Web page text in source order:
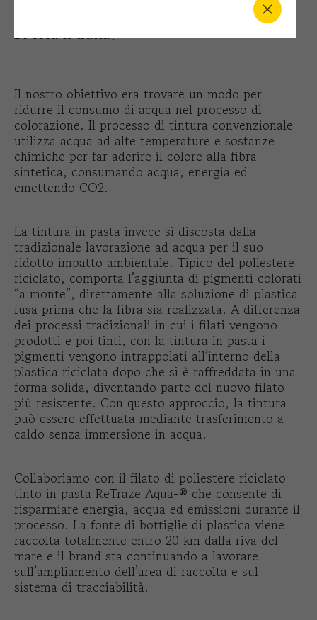
Di cosa si tratta?
Il nostro obiettivo era trovare un modo per
ridurre il consumo di acqua nel processo di
colorazione. Il processo di tintura convenzionale
utilizza acqua ad alte temperature e sostanze
chimiche per far aderire il colore alla fibra
sintetica, consumando acqua, energia ed
emettendo CO2.
La tintura in pasta invece si discosta dalla
tradizionale lavorazione ad acqua per il suo
ridotto impatto ambientale. Tipico del poliestere
riciclato, comporta l’aggiunta di pigmenti colorati
“a monte”, direttamente alla soluzione di plastica
fusa prima che la fibra sia realizzata. A differenza
dei processi tradizionali in cui i filati vengono
prodotti e poi tinti, con la tintura in pasta i
pigmenti vengono intrappolati all’interno della
plastica riciclata dopo che si è raffreddata in una
forma solida, diventando parte del nuovo filato
più resistente. Con questo approccio, la tintura
può essere effettuata mediante trasferimento a
caldo senza immersione in acqua.
Collaboriamo con il filato di poliestere riciclato
tinto in pasta ReTraze Aqua-® che consente di
risparmiare energia, acqua ed emissioni durante il
processo. La fonte di bottiglie di plastica viene
raccolta totalmente entro 20 km dalla riva del
mare e il brand sta continuando a lavorare
sull’ampliamento dell’area di raccolta e sul
sistema di tracciabilità.